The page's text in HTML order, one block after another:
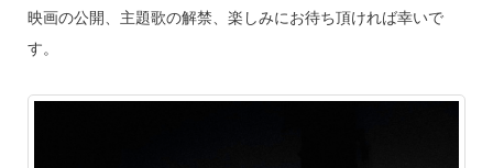
映画の公開、主題歌の解禁、楽しみにお待ち頂ければ幸いで
す。